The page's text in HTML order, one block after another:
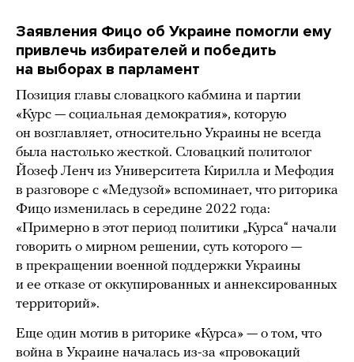
Заявления Фицо об Украине помогли ему
привлечь избирателей и победить
на выборах в парламент
Позиция главы словацкого кабмина и партии
«Курс — социальная демократия», которую
он возглавляет, относительно Украины не всегда
была настолько жесткой. Словацкий политолог
Йозеф Ленч из Университета Кирилла и Мефодия
в разговоре с «Медузой» вспоминает, что риторика
Фицо изменилась в середине 2022 года:
«Примерно в этот период политики „Курса“ начали
говорить о мирном решении, суть которого —
в прекращении военной поддержки Украины
и ее отказе от оккупированных и аннексированных
территорий».
Еще один мотив в риторике «Курса» — о том, что
война в Украине началась из-за «провокаций